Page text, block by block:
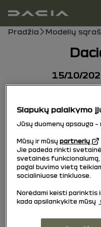
vartotojo vadovas
Naršymo kelias
Pradžia Modelių
15/10/
Slapukų palaikymo
Jūsų duomenų apsauga
Mūsų ir mūsųpartnerių
Jie padeda rinkti
svetainės
pagal buvimo vietą
socialiniuose tinkluose.
Norėdami keisti parinktis
kada apsilankykite mūsų